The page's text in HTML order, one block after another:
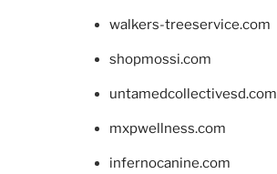
walkers-treeservice.com
shopmossi.com
untamedcollectivesd.com
mxpwellness.com
infernocanine.com